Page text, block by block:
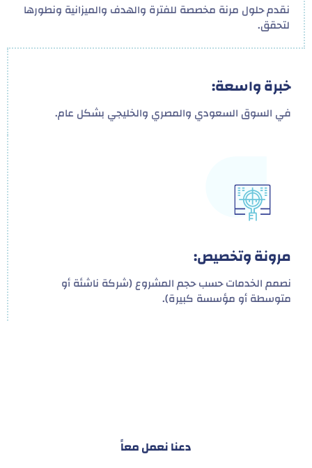
نقدم حلول مرنة مخصصة للفترة والهدف والميزانية ونطورها
لتحقق.
خبرة واسعة:
في السوق السعودي والمصري والخليجي بشكل عام.
مرونة وتخصيص:
نصمم الخدمات حسب حجم المشروع (شركة ناشئة أو
متوسطة أو مؤسسة كبيرة).
دعنا نعمل معاً